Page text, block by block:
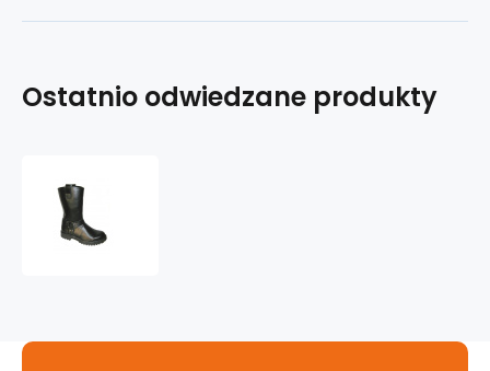
Ostatnio odwiedzane produkty